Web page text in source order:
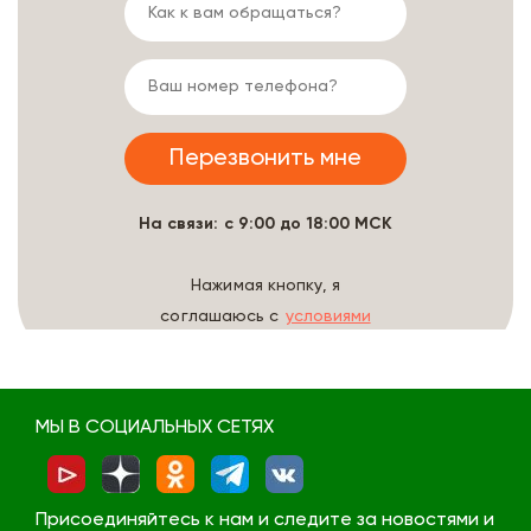
На связи: с 9:00 до 18:00 МСК
Нажимая кнопку, я
соглашаюсь с условиями
МЫ В СОЦИАЛЬНЫХ СЕТЯХ
Присоединяйтесь к нам и следите за новостями и